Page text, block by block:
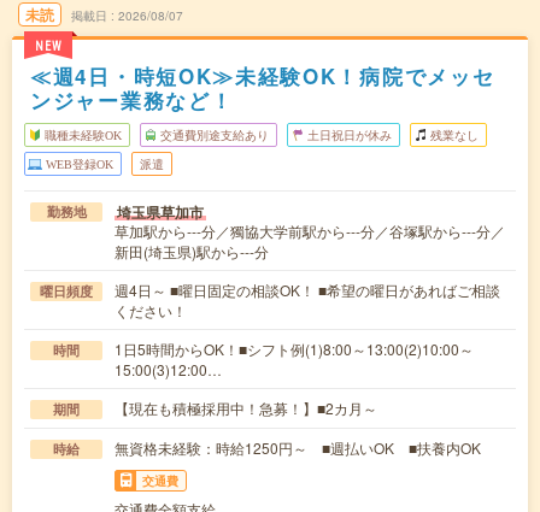
未読
NEW
掲載日 2026/08/07
≪週4日・時短OK≫未経験OK！病院でメッセ
ンジャー業務など！
職種未経験OK 交通費別途支給あり 土日祝日が休み 残業なし
WEB登録OK 派遣
勤務地 埼玉県草加市
草加駅から---分／獨協大学前駅から---分／谷塚駅から---分／
新田(埼玉県)駅から---分
曜日頻度
週4日～ ■曜日固定の相談OK！ ■希望の曜日があればご相談
ください！
時間
1日5時間からOK！■シフト例(1)8:00～13:00(2)10:00～
15:00(3)12:00…
期間 【現在も積極採用中！急募！】■2カ月～
時給 無資格未経験：時給1250円～ ■週払いOK ■扶養内OK
交通費